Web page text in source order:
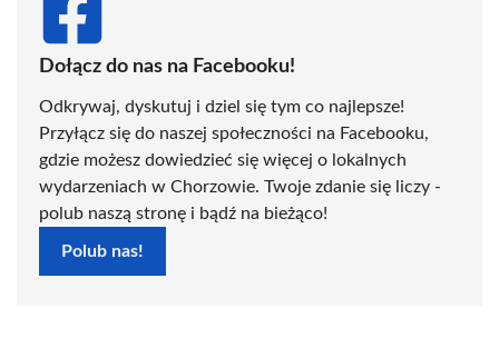
Dołącz do nas na Facebooku!
Odkrywaj, dyskutuj i dziel się tym co najlepsze!
Przyłącz się do naszej społeczności na Facebooku,
gdzie możesz dowiedzieć się więcej o lokalnych
wydarzeniach w Chorzowie. Twoje zdanie się liczy -
polub naszą stronę i bądź na bieżąco!
Polub nas!